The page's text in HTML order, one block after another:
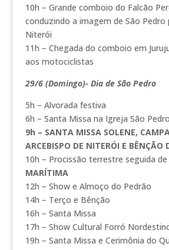
10h – Grande comboio do Falcão
conduzindo a imagem de São Pedro
Niterói
11h – Chegada do comboio em
aos motociclistas
29/6 (Domingo)- Dia de São Pedro
5h – Alvorada festiva
6h – Santa Missa na Igreja São
9h – SANTA MISSA SOLENE,
ARCEBISPO DE NITERÓI E BÊNÇÃO
10h – Procissão terrestre seguida de
MARÍTIMA
12h – Show e Almoço do Pedrão
14h – Terço e Bênção
16h – Santa Missa
17h – Show Cultural Forró
19h – Santa Missa e Cerimônia do